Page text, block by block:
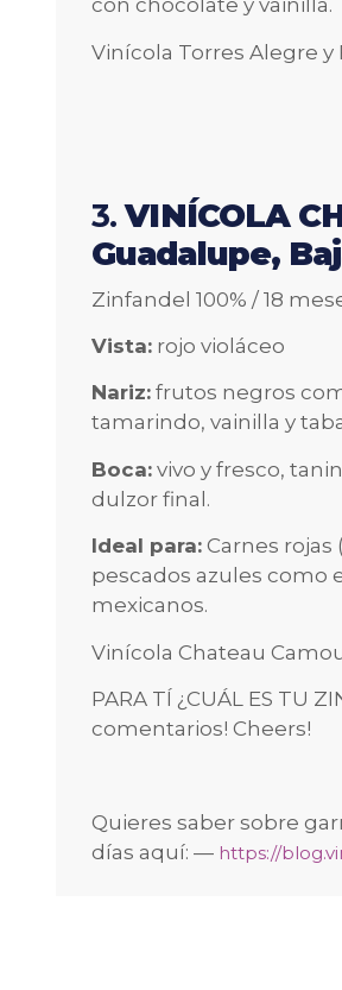
con chocolate y vainilla.
Vinícola Torres Alegre y
3.VINÍCOLA
Guadalupe,
Zinfandel 100% / 18
Vista: rojo violáceo
Nariz: frutos negros
tamarindo, vainilla y
Boca: vivo y fresco,
dulzor final.
Ideal para: Carnes rojas
pescados azules como
mexicanos.
Vinícola Chateau
PARA TÍ ¿CUÁL ES TU
comentarios! Cheers!
Quieres saber sobre
días aquí: — https://